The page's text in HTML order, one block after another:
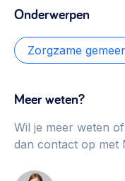
Onderwerpen
Zorgzame
Meer weten?
Wil je meer weten
dan contact op met